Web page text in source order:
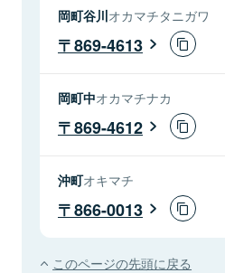
岡町谷川オカマチタニガワ
869-4613
岡町中オカマチナカ
869-4612
沖町オキマチ
866-0013
このページの先頭に戻る